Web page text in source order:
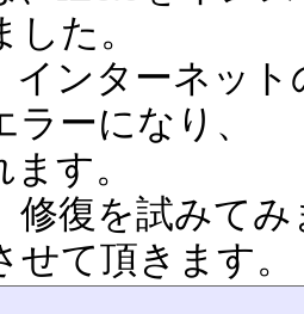
た。
インターネッ
ーになり、
す。
修復を試みてみ
せて頂きます。